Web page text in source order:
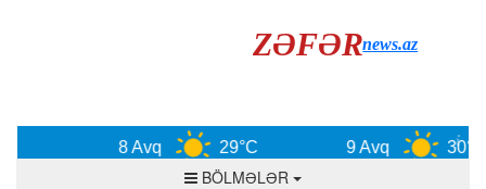
ZƏFƏRnews.az
8 Avq 29°C 9 Avq 30°C
BÖLMƏLƏR